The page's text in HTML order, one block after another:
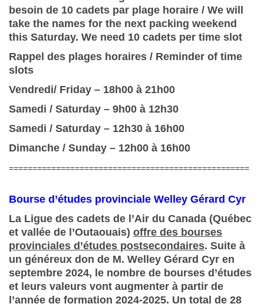
besoin de 10 cadets par plage horaire / We will
take the names for the next packing weekend
this Saturday. We need 10 cadets per time slot
Rappel des plages horaires / Reminder of time
slots
Vendredi/ Friday – 18h00 à 21h00
Samedi / Saturday – 9h00 à 12h30
Samedi / Saturday – 12h30 à 16h00
Dimanche / Sunday – 12h00 à 16h00
===================================================
Bourse d’études provinciale Welley Gérard Cyr
La Ligue des cadets de l’Air du Canada (Québec
et vallée de l’Outaouais) offre des bourses
provinciales d’études postsecondaires. Suite à
un généreux don de M. Welley Gérard Cyr en
septembre 2024, le nombre de bourses d’études
et leurs valeurs vont augmenter à partir de
l’année de formation 2024-2025. Un total de 28